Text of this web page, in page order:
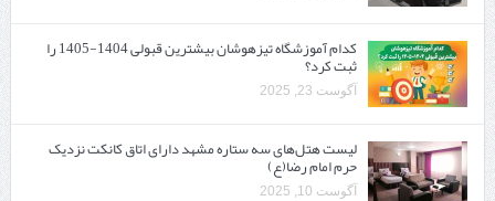
کدام آموزشگاه تیزهوشان بیشترین قبولی 1404-1405 را
ثبت کرد؟
آگوست 23, 2025
لیست هتل‌های سه ستاره مشهد دارای اتاق کانکت نزدیک
حرم امام رضا(ع)
آگوست 10, 2025